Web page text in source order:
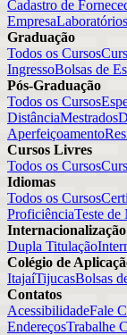
Cadastro de
EmpresaLaboratórios
Graduação
Todos os Cursos
IngressoBolsas de
Pós-Graduação
Todos os Cursos
DistânciaMestrados
Aperfeiçoamento
Cursos Livres
Todos os Cursos
Idiomas
Todos os Cursos
ProficiênciaTeste de
Internacionalização
Dupla Titulação
Colégio de
ItajaíTijucasBolsas
Contatos
AcessibilidadeFale
EndereçosTrabalhe